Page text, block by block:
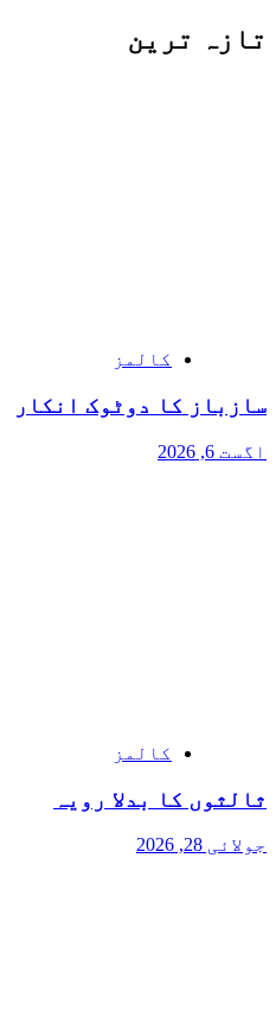
تازہ ترین
کالمز
سازباز کا دوٹوک انکار
اگست 6, 2026
کالمز
ثالثوں کا بدلا رویہ
جولائی 28, 2026